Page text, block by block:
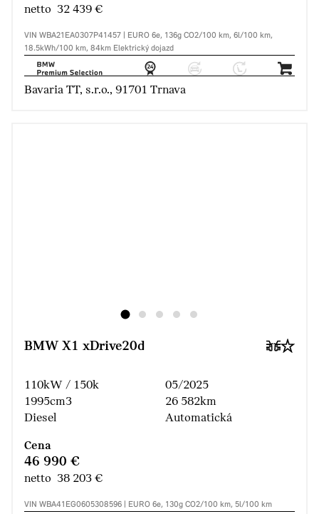
netto 32 439 €
VIN WBA21EA0307P41457 | EURO 6e, 136g CO2/100 km, 6l/100 km,
18.5kWh/100 km, 84km Elektrický dojazd
Bavaria TT, s.r.o., 91701 Trnava
BMW X1 xDrive20d
110kW / 150k
1995cm3
Diesel
05/2025
26 582km
Automatická
Cena
46 990 €
netto 38 203 €
VIN WBA41EG0605308596 | EURO 6e, 130g CO2/100 km, 5l/100 km